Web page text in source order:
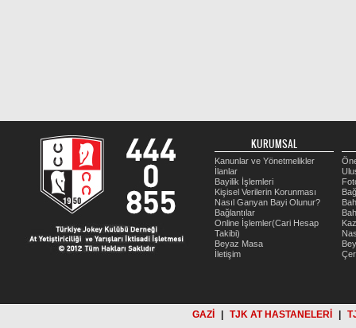
KURUMSAL
Kanunlar ve Yönetmelikler
İlanlar
Bayilik İşlemleri
Kişisel Verilerin Korunması
Nasıl Ganyan Bayi Olunur?
Bağlantılar
Online İşlemler(Cari Hesap
Takibi)
Beyaz Masa
İletişim
GAZİ TJK AT HASTANELERİ